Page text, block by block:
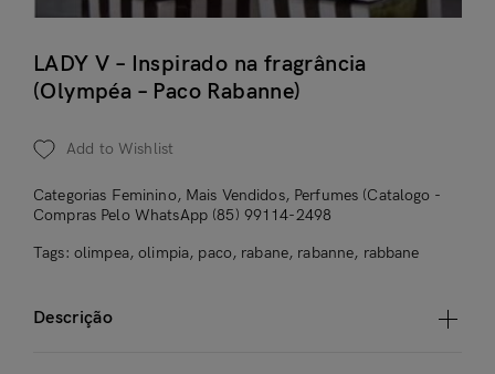
LADY V – Inspirado na fragrância
(Olympéa – Paco Rabanne)
Add to Wishlist
Categorias Feminino, Mais Vendidos, Perfumes (Catalogo -
Compras Pelo WhatsApp (85) 99114-2498
Tags: olimpea,olimpia, paco, rabane, rabanne, rabbane
Descrição